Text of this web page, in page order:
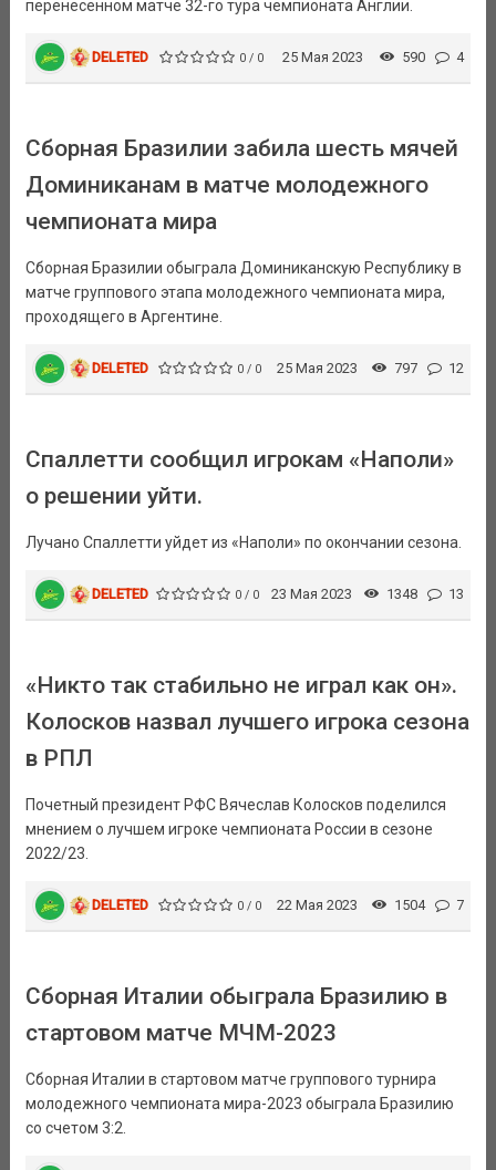
перенесенном матче 32-го тура чемпионата Англии.
DELETED 0 / 0 25 Мая 2023 590 4
Сборная Бразилии забила шесть мячей
Доминиканам в матче молодежного
чемпионата мира
Сборная Бразилии обыграла Доминиканскую Республику в
матче группового этапа молодежного чемпионата мира,
проходящего в Аргентине.
DELETED 0 / 0 25 Мая 2023 797 12
Спаллетти сообщил игрокам «Наполи»
о решении уйти.
Лучано Спаллетти уйдет из «Наполи» по окончании сезона.
DELETED 0 / 0 23 Мая 2023 1348 13
«Никто так стабильно не играл как он».
Колосков назвал лучшего игрока сезона
в РПЛ
Почетный президент РФС Вячеслав Колосков поделился
мнением о лучшем игроке чемпионата России в сезоне
2022/23.
DELETED 0 / 0 22 Мая 2023 1504 7
Сборная Италии обыграла Бразилию в
стартовом матче МЧМ-2023
Сборная Италии в стартовом матче группового турнира
молодежного чемпионата мира-2023 обыграла Бразилию
со счетом 3:2.